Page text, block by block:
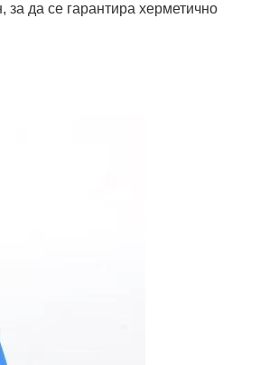
за да се гарантира херметично